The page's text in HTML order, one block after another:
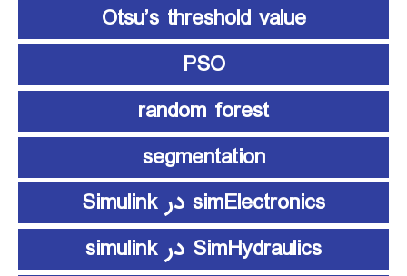
Otsu’s threshold value
PSO
random forest
segmentation
simElectronics در Simulink
SimHydraulics در simulink